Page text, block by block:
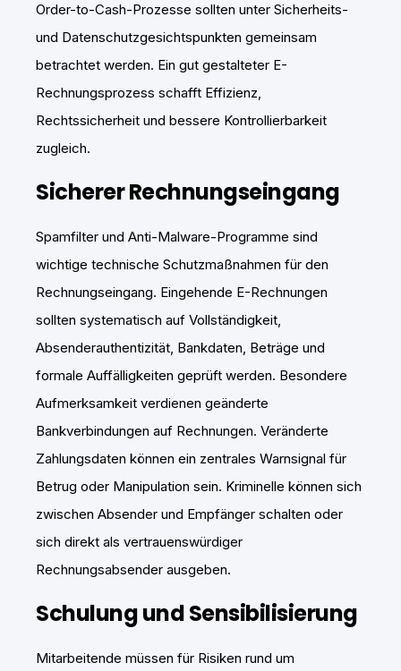
Order-to-Cash-Prozesse sollten unter Sicherheits-
und Datenschutzgesichtspunkten gemeinsam
betrachtet werden. Ein gut gestalteter E-
Rechnungsprozess schafft Effizienz,
Rechtssicherheit und bessere Kontrollierbarkeit
zugleich.
Sicherer Rechnungseingang
Spamfilter und Anti-Malware-Programme sind
wichtige technische Schutzmaßnahmen für den
Rechnungseingang. Eingehende E-Rechnungen
sollten systematisch auf Vollständigkeit,
Absenderauthentizität, Bankdaten, Beträge und
formale Auffälligkeiten geprüft werden. Besondere
Aufmerksamkeit verdienen geänderte
Bankverbindungen auf Rechnungen. Veränderte
Zahlungsdaten können ein zentrales Warnsignal für
Betrug oder Manipulation sein. Kriminelle können sich
zwischen Absender und Empfänger schalten oder
sich direkt als vertrauenswürdiger
Rechnungsabsender ausgeben.
Schulung und Sensibilisierung
Mitarbeitende müssen für Risiken rund um